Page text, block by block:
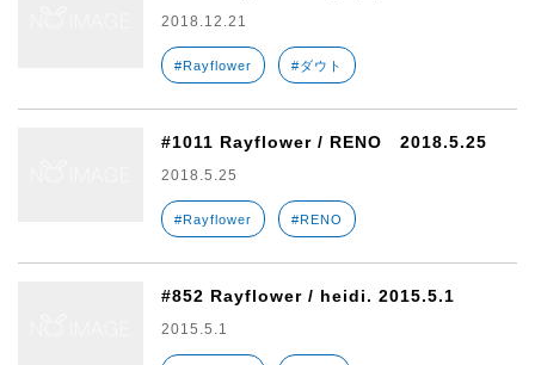
2018.12.21
#Rayflower #ダウト
#1011 Rayflower / RENO 2018.5.25
2018.5.25
#Rayflower #RENO
#852 Rayflower / heidi. 2015.5.1
2015.5.1